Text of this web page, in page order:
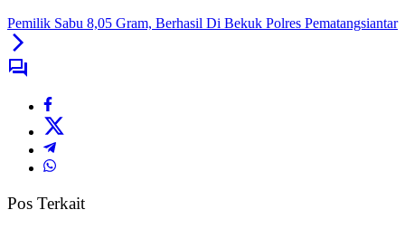
Pemilik Sabu 8,05 Gram, Berhasil Di Bekuk Polres Pematangsiantar
Pos Terkait